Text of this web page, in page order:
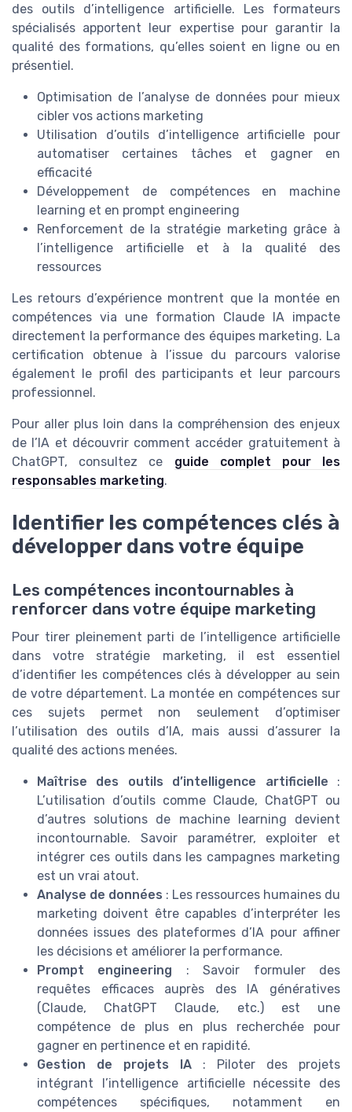
des outils d’intelligence artificielle. Les formateurs
spécialisés apportent leur expertise pour garantir la
qualité des formations, qu’elles soient en ligne ou en
présentiel.
Optimisation de l’analyse de données pour mieux
cibler vos actions marketing
Utilisation d’outils d’intelligence artificielle pour
automatiser certaines tâches et gagner en
efficacité
Développement de compétences en machine
learning et en prompt engineering
Renforcement de la stratégie marketing grâce à
l’intelligence artificielle et à la qualité des
ressources
Les retours d’expérience montrent que la montée en
compétences via une formation Claude IA impacte
directement la performance des équipes marketing. La
certification obtenue à l’issue du parcours valorise
également le profil des participants et leur parcours
professionnel.
Pour aller plus loin dans la compréhension des enjeux
de l’IA et découvrir comment accéder gratuitement à
ChatGPT, consultez ce guide complet pour les
responsables marketing.
Identifier les compétences clés à
développer dans votre équipe
Les compétences incontournables à
renforcer dans votre équipe marketing
Pour tirer pleinement parti de l’intelligence artificielle
dans votre stratégie marketing, il est essentiel
d’identifier les compétences clés à développer au sein
de votre département. La montée en compétences sur
ces sujets permet non seulement d’optimiser
l’utilisation des outils d’IA, mais aussi d’assurer la
qualité des actions menées.
Maîtrise des outils d’intelligence artificielle :
L’utilisation d’outils comme Claude, ChatGPT ou
d’autres solutions de machine learning devient
incontournable. Savoir paramétrer, exploiter et
intégrer ces outils dans les campagnes marketing
est un vrai atout.
Analyse de données : Les ressources humaines du
marketing doivent être capables d’interpréter les
données issues des plateformes d’IA pour affiner
les décisions et améliorer la performance.
Prompt engineering : Savoir formuler des
requêtes efficaces auprès des IA génératives
(Claude, ChatGPT Claude, etc.) est une
compétence de plus en plus recherchée pour
gagner en pertinence et en rapidité.
Gestion de projets IA : Piloter des projets
intégrant l’intelligence artificielle nécessite des
compétences spécifiques, notamment en